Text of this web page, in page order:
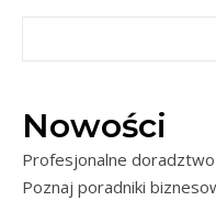
Nowości
Profesjonalne
Poznaj poradniki